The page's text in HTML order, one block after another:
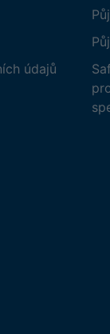
údajů